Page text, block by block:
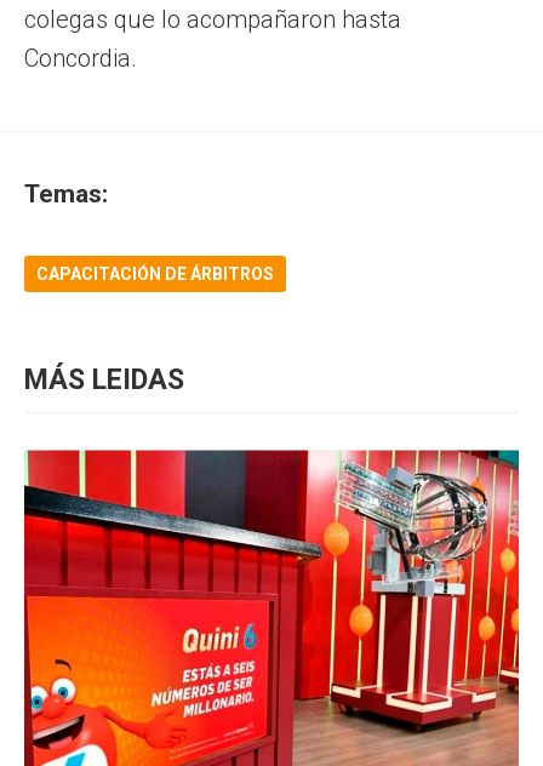
colegas que lo acompañaron hasta
Concordia.
Temas:
CAPACITACIÓN DE ÁRBITROS
MÁS LEIDAS